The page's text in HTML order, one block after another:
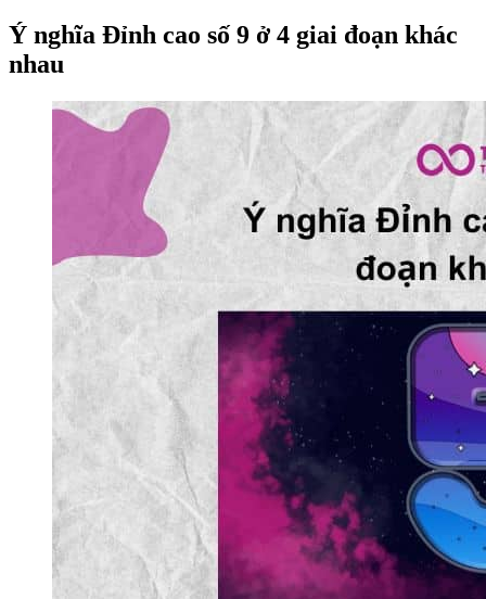
Ý nghĩa Đỉnh cao số 9 ở 4 giai đoạn khác
nhau